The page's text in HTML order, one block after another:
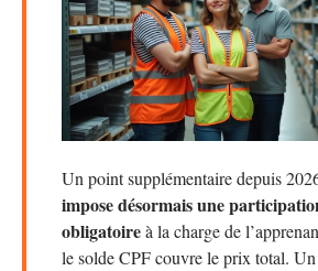
Un point supplémentaire depuis
impose désormais une
obligatoireà la charge de
le solde CPF couvre le prix total. Un